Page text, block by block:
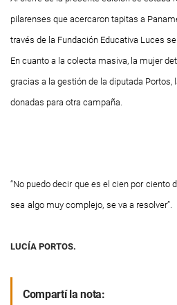
pilarenses que acercaron tapitas a
través de la Fundación Educativa Luces
En cuanto a la colecta masiva, la mujer
gracias a la gestión de la diputada
donadas para otra campaña.
“No puedo decir que es el cien por ciento
sea algo muy complejo, se va a resolver”.
LUCÍA PORTOS.
Compartí la nota: